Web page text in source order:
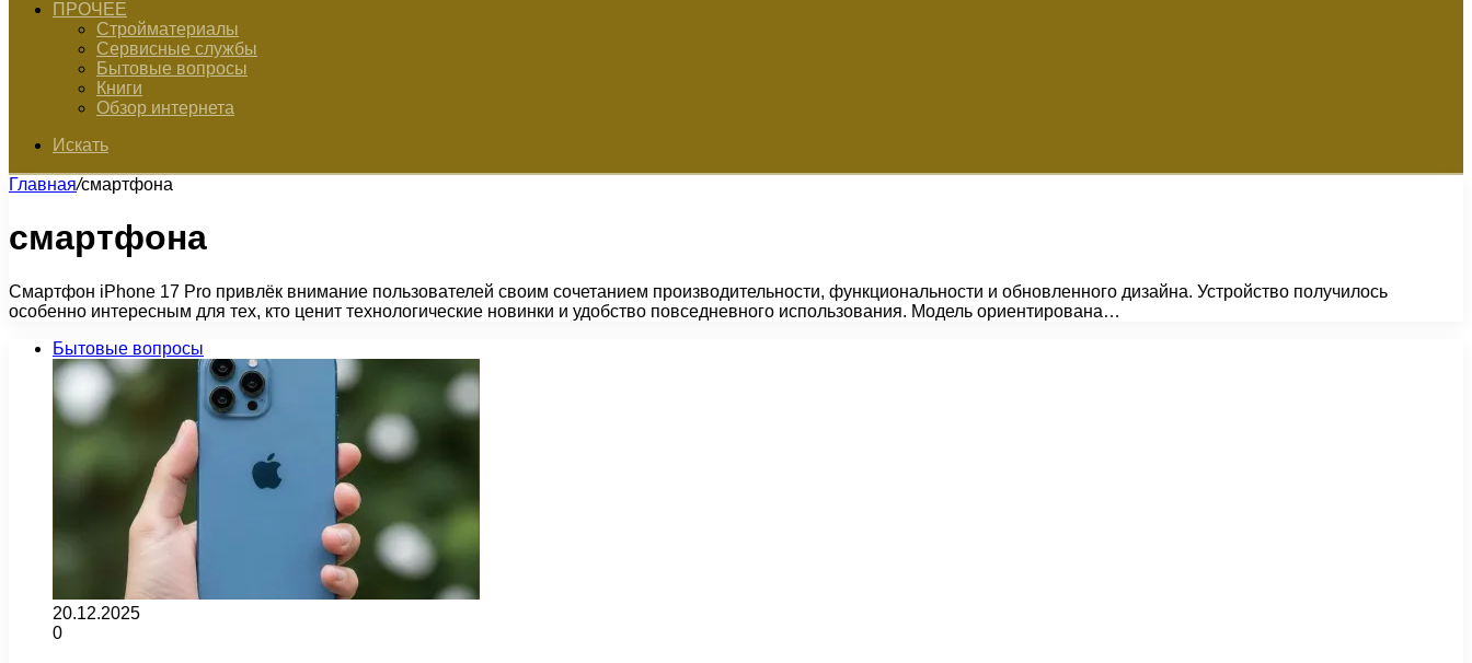
ПРОЧЕЕ
Стройматериалы
Сервисные службы
Бытовые вопросы
Книги
Обзор интернета
Искать
Главная/смартфона
смартфона
Смартфон iPhone 17 Pro привлёк внимание пользователей своим сочетанием производительности, функциональности и обновленного дизайна. Устройство получилось
особенно интересным для тех, кто ценит технологические новинки и удобство повседневного использования. Модель ориентирована…
Бытовые вопросы
20.12.2025
0